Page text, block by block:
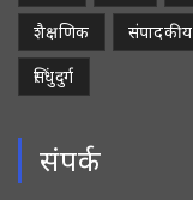
शैक्षणिक
संपादकीय
सिंधुदुर्ग
संपर्क